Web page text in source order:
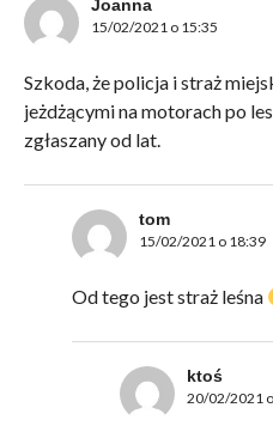
Joanna
15/02/2021 o 15:35
Szkoda, że policja i straż
jeżdżącymi na motorach po
zgłaszany od lat.
tom
15/02/2021 o 18:39
Od tego jest straż leśna
ktoś
20/02/2021